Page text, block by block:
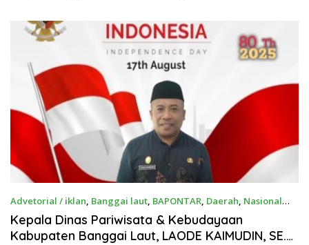
Advetorial / iklan, Banggai laut, BAPONTAR, Daerah, Nasional
Agustus 16, 2025
Kepala Dinas Pariwisata & Kebudayaan
Kabupaten Banggai Laut, LAODE KAIMUDIN, SE.